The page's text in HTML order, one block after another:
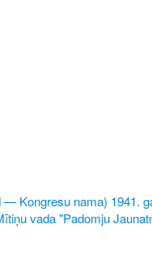
Kongresu nama) 1941.
vada "Padomju